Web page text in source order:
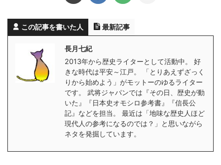
この記事を書いた人 最新記事
長月七紀
2013年から歴史ライターとして活動中。 好
きな時代は平安～江戸。 「とりあえずざっく
りから始めよう」がモットーのゆるライター
です。 武将ジャパンでは『その日、歴史が動
いた』『日本史オモシロ参考書』『信長公
記』などを担当。 最近は「地味な歴史人ほど
現代人の参考になるのでは？」と思いながら
ネタを発掘しています。